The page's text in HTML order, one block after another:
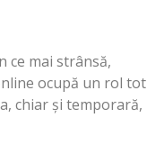
ce mai strânsă,
ocupă un rol tot
chiar și temporară,